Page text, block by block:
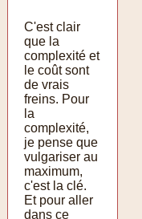
C'est clair
que la
complexité et
le coût sont
de vrais
freins. Pour
la
complexité,
je pense que
vulgariser au
maximum,
c'est la clé.
Et pour aller
dans ce